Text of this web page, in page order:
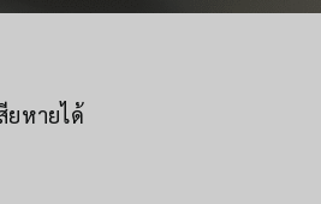
ยหายได้